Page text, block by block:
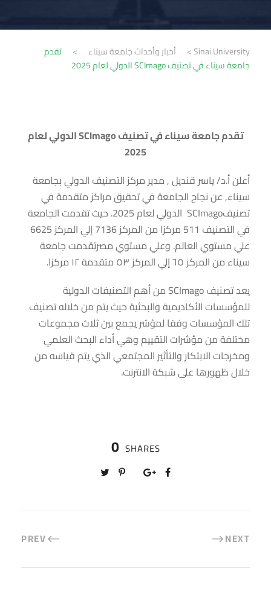
Sinai University
> أخبار وأحداث جامعة سيناء >
تقدم
جامعة سيناء في تصنيف SCImago الدولي لعام 2025
تقدم جامعة سيناء في تصنيف SCImago الدولي لعام
2025
أعلن أ.د/ ياسر قنديل , مدير مركز التصنيف الدولي بجامعة
سيناء, عن نجاح الجامعة في تحقيق مراكز متقدمة في
تصنيفSCImago الدولي لعام 2025. حيث تقدمت الجامعة
في التصنيف 511 مركزا من المركز 7136 إلي المركز 6625
علي مستوي العالم. وعلي مستوي مصرتقدمت جامعة
سيناء من المركز ٦٥ إلي المركز ٥٣ متقدمة ١٢ مركزا.
يعد تصنيف SCImago من أهم التصنيفات الدولية
للمؤسسات الأكاديمية والبحثية حيث يتم من خلاله تصنيف
تلك المؤسسات وفقا لمؤشر يجمع بين ثلاث مجموعات
مختلفة من مؤشرات التقييم وهي أداء البحث العلمي
ومخرجات الابتكار والتأثير المجتمعي الذي يتم قياسه من
خلال ظهورها على شبكة الانترنت.
0 SHARES
PREV NEXT